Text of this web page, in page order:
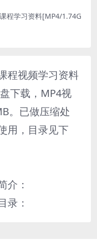
程学习资料[MP4/1.74G
程视频学习资料
下载，MP4视
。已做压缩处
用，目录见下
介：
录：